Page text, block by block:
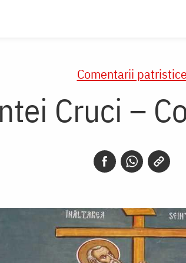
Comentarii patristice
Cruci –